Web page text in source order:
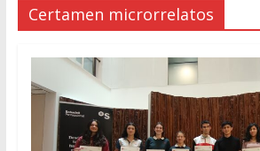
Certamen microrrelatos